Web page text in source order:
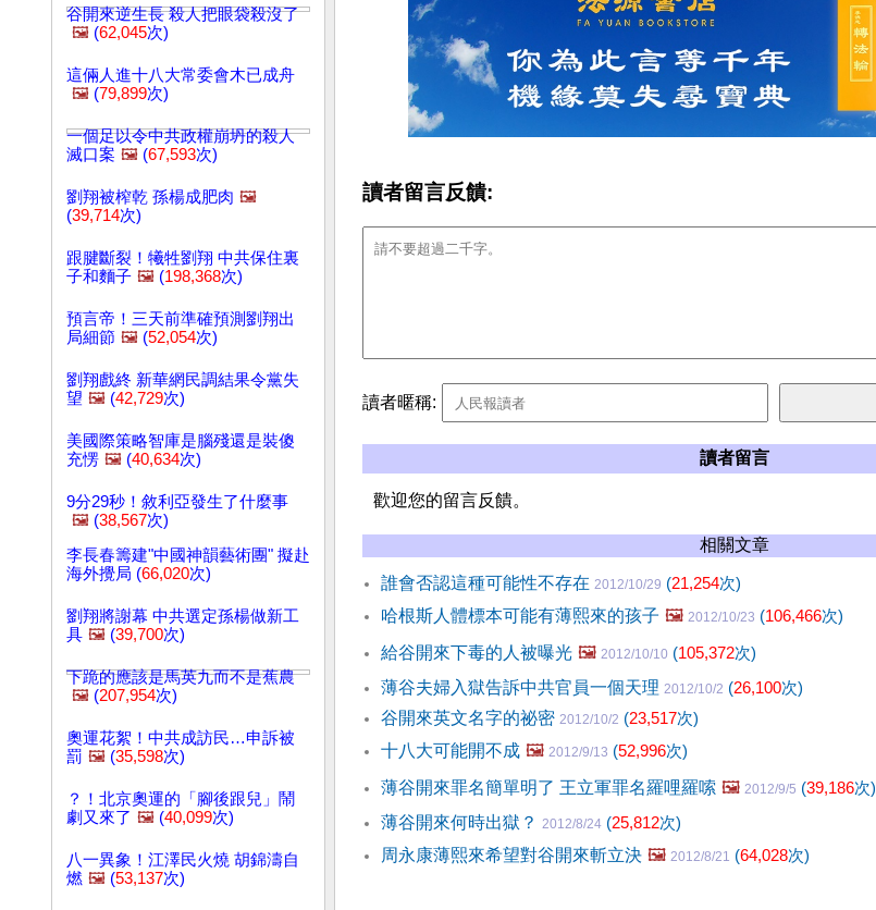
谷開來逆生長 殺人把眼袋殺沒了
🖼️ (62,045次)
這倆人進十八大常委會木已成舟
🖼️ (79,899次)
一個足以令中共政權崩坍的殺人
滅口案 🖼️ (67,593次)
劉翔被榨乾 孫楊成肥肉 🖼️
(39,714次)
跟腱斷裂！犧牲劉翔 中共保住裏
子和麵子 🖼️ (198,368次)
預言帝！三天前準確預測劉翔出
局細節 🖼️ (52,054次)
劉翔戲終 新華網民調結果令黨失
望 🖼️ (42,729次)
美國際策略智庫是腦殘還是裝傻
充愣 🖼️ (40,634次)
9分29秒！敘利亞發生了什麼事
🖼️ (38,567次)
李長春籌建"中國神韻藝術團" 擬赴
海外攪局 (66,020次)
劉翔將謝幕 中共選定孫楊做新工
具 🖼️ (39,700次)
下跪的應該是馬英九而不是蕉農
🖼️ (207,954次)
奧運花絮！中共成訪民…申訴被
罰 🖼️ (35,598次)
？！北京奧運的「腳後跟兒」鬧
劇又來了 🖼️ (40,099次)
八一異象！江澤民火燒 胡錦濤自
燃 🖼️ (53,137次)
讀者留言反饋:
讀者暱稱:
讀者留言
歡迎您的留言反饋。
相關文章
誰會否認這種可能性不存在 2012/10/29 (21,254次)
哈根斯人體標本可能有薄熙來的孩子 🖼️ 2012/10/23 (106,466次)
給谷開來下毒的人被曝光 🖼️ 2012/10/10 (105,372次)
薄谷夫婦入獄告訴中共官員一個天理 2012/10/2 (26,100次)
谷開來英文名字的祕密 2012/10/2 (23,517次)
十八大可能開不成 🖼️ 2012/9/13 (52,996次)
薄谷開來罪名簡單明了 王立軍罪名羅哩羅嗦 🖼️ 2012/9/5 (39,186次)
薄谷開來何時出獄？ 2012/8/24 (25,812次)
周永康薄熙來希望對谷開來斬立決 🖼️ 2012/8/21 (64,028次)